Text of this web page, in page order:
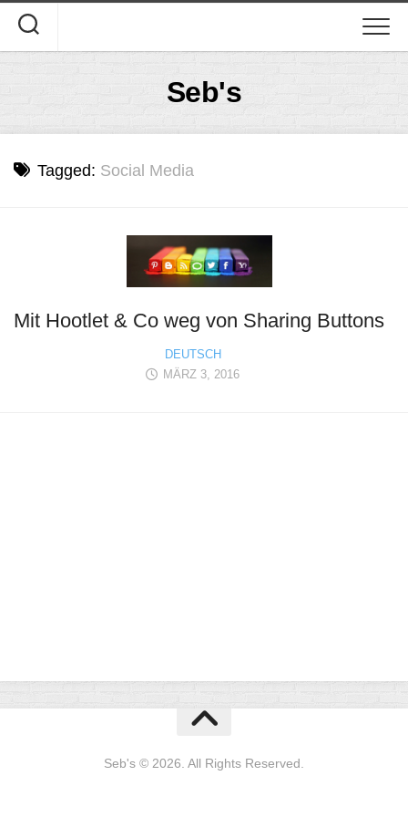
content
Seb's
Tagged: Social Media
Mit Hootlet & Co weg von Sharing Buttons
DEUTSCH
MÄRZ 3, 2016
Seb's © 2026. All Rights Reserved.